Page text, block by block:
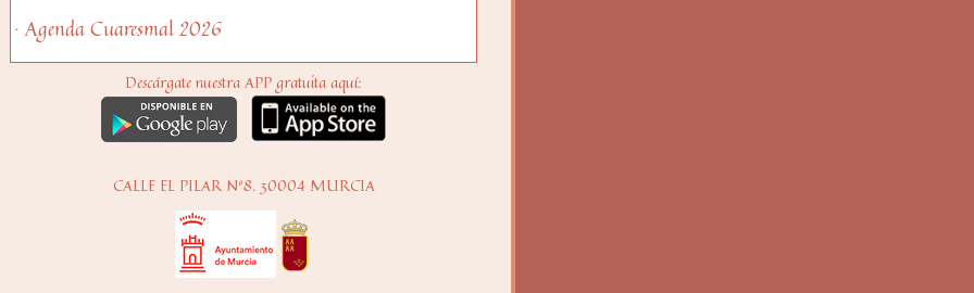
· Agenda Cuaresmal 2026
Descárgate nuestra APP gratuita aquí:
CALLE EL PILAR Nº8. 30004 MURCIA